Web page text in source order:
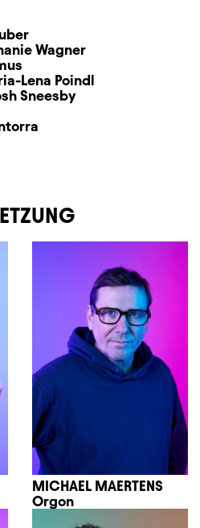
Wagner
Lena Poindl
Sneesby
MICHAEL MAERTENS
Orgon